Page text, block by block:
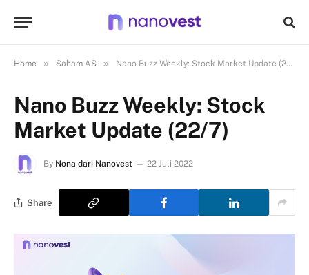
Home » Saham AS » Nano Buzz Weekly: Stock Market Update (22/7)
Nano Buzz Weekly: Stock
Market Update (22/7)
By Nona dari Nanovest 22 Juli 2022
Share